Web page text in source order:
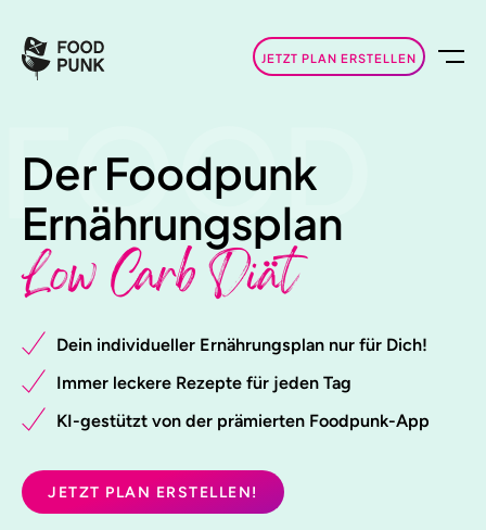
JETZT PLAN ERSTELLEN
FOOD
Der Foodpunk
Ernährungsplan
Low Carb Diät
Dein individueller Ernährungsplan nur für Dich!
Immer leckere Rezepte für jeden Tag
KI-gestützt von der prämierten Foodpunk-App
JETZT PLAN ERSTELLEN!